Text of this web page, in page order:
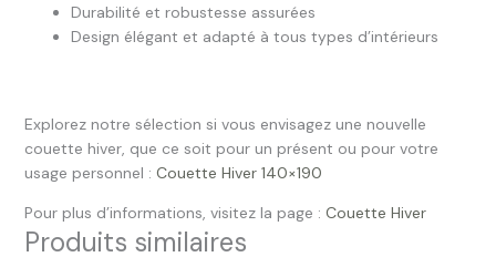
Durabilité et robustesse assurées
Design élégant et adapté à tous types d’intérieurs
Explorez notre sélection si vous envisagez une nouvelle
couette hiver, que ce soit pour un présent ou pour votre
usage personnel : Couette Hiver 140×190
Pour plus d’informations, visitez la page : Couette Hiver
Produits similaires